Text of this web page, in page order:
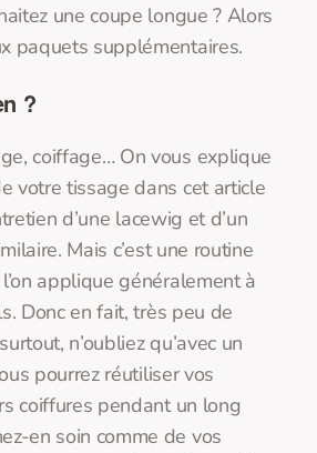
une coupe longue ? Alors
paquets supplémentaires.
?
coiffage… On vous explique
votre tissage dans cet article
d’une lacewig et d’un
Mais c’est une routine
applique généralement à
Donc en fait, très peu de
n’oubliez qu’avec un
pourrez réutiliser vos
coiffures pendant un long
en soin comme de vos